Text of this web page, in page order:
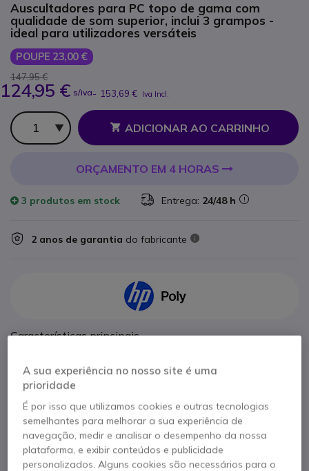
Auscultadores para PC topo de gama com
qualidade de som superior, inclui 3 grampos -
ideal para utilizadores versáteis
POUPE 23,00 €
147,95 €
124,95 € s/iva- 153,69 € Iva Incl.
Qtd
ADICIONAR AO CARRINHO
ORÇAMENTO EM 4 HORAS
3 produtos em stock Entrega: 24/48 h
2 anos de garantia do fabricante
Características principais
3 pinças: máximo conforto
Microfone flexível e banda de cabeça ajustável
Robusto e leve
Processamento de áudio avançado: cancelamento de ruído
e eco
Tecnologia SoundGuard: proteção auditiva
Mostrar mais
Na embalagem
A sua experiência no nosso site é uma
prioridade
É por isso que utilizamos cookies e outras tecnologias
semelhantes para melhorar a sua experiência de
navegação, medir e analisar o desempenho da nossa
plataforma, e exibir conteúdos e publicidade
personalizados. Alguns cookies são necessários para o